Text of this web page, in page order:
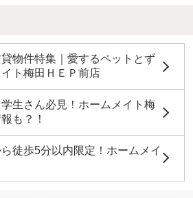
物件特集｜愛するペットとず
ト梅田ＨＥＰ前店
生さん必見！ホームメイト梅
も？！
徒歩5分以内限定！ホームメイ